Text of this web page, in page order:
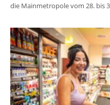
die Mainmetropole vom 28. bis